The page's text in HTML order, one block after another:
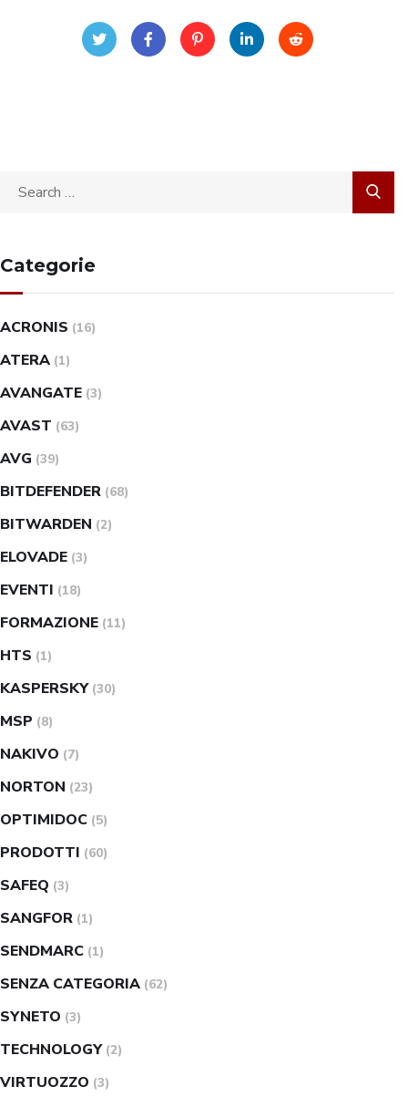
Categorie
ACRONIS (16)
ATERA (1)
AVANGATE (3)
AVAST (63)
AVG (39)
BITDEFENDER (68)
BITWARDEN (2)
ELOVADE (3)
EVENTI (18)
FORMAZIONE (11)
HTS (1)
KASPERSKY (30)
MSP (8)
NAKIVO (7)
NORTON (23)
OPTIMIDOC (5)
PRODOTTI (60)
SAFEQ (3)
SANGFOR (1)
SENDMARC (1)
SENZA CATEGORIA (62)
SYNETO (3)
TECHNOLOGY (2)
VIRTUOZZO (3)